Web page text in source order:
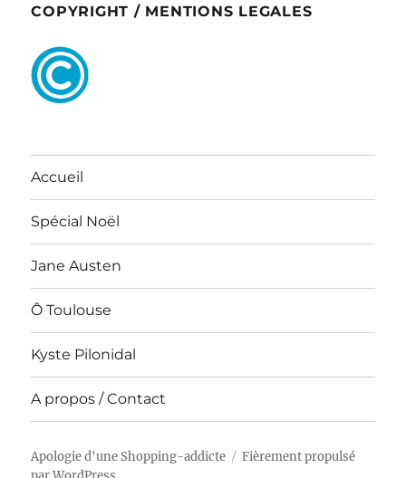
COPYRIGHT / MENTIONS LEGALES
Accueil
Spécial Noël
Jane Austen
Ô Toulouse
Kyste Pilonidal
A propos / Contact
Apologie d'une Shopping-addicte
Fièrement propulsé